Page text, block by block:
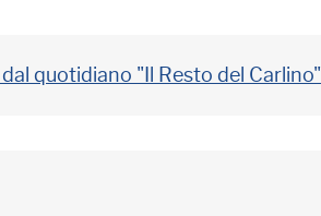
quotidiano "Il Resto del Carlino"